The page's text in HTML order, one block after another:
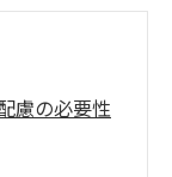
慮の必要性